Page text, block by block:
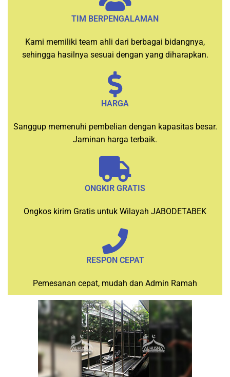
TIM BERPENGALAMAN
Kami memiliki team ahli dari berbagai bidangnya,
sehingga hasilnya sesuai dengan yang diharapkan.
HARGA
Sanggup memenuhi pembelian dengan kapasitas besar.
Jaminan harga terbaik.
ONGKIR GRATIS
Ongkos kirim Gratis untuk Wilayah JABODETABEK
RESPON CEPAT
Pemesanan cepat, mudah dan Admin Ramah